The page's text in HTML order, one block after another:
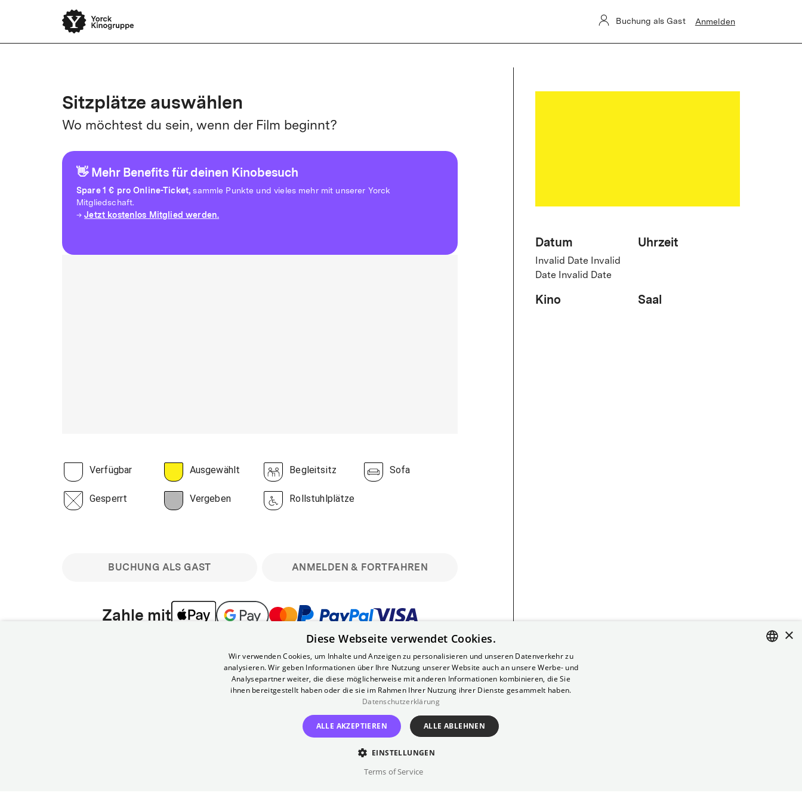
Buchung als Gast
Anmelden
Sitzplätze auswählen
Wo möchtest du sein, wenn der Film beginnt?
👋 Mehr Benefits für deinen Kinobesuch
Spare1 € pro Online-Ticket, sammle Punkte und vieles mehr mit unserer Yorck
Mitgliedschaft.
→Jetzt kostenlos Mitglied werden.
Verfügbar Ausgewählt Begleitsitz Sofa
Gesperrt Vergeben Rollstuhlplätze
BUCHUNG ALS GAST ANMELDEN & FORTFAHREN
Zahle mit
Bitte beachte: Gastbuchungen sind nicht stornierbar. Registriere dich kostenlos für bis zu 90
min vor Filmbeginn stornierbare Tickets für reguläre Vorstellungen. Unlimited-Mitglied?
Melde dich an, um deine Benefits nutzen zu können.
Nur sofern du die Buchung angemeldet mit einem kostenlosen Yorck-Mitgliedskonto
Datum
Invalid Date Invalid
Date Invalid Date
Uhrzeit
Kino Saal
×
Diese Webseite verwendet Cookies.
Wir verwenden Cookies, um Inhalte und Anzeigen zu personalisieren und unseren Datenverkehr zu
analysieren. Wir geben Informationen über Ihre Nutzung unserer Website auch an unsere Werbe- und
Analysepartner weiter, die diese möglicherweise mit anderen Informationen kombinieren, die Sie
ihnen bereitgestellt haben oder die sie im Rahmen Ihrer Nutzung ihrer Dienste gesammelt haben.
Datenschutzerklärung
ALLE AKZEPTIEREN ALLE ABLEHNEN
EINSTELLUNGEN
Terms of Service